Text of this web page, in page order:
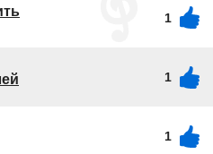
1
1
1